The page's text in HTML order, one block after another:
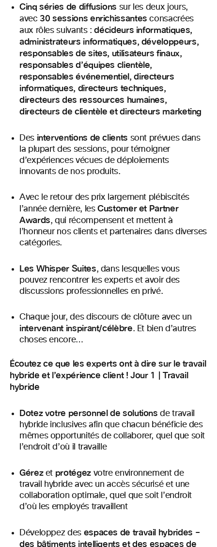
Cinq séries de diffusions sur les deux jours,
avec 30 sessions enrichissantes consacrées
aux rôles suivants :décideurs informatiques,
administrateurs informatiques, développeurs,
responsables de sites, utilisateurs finaux,
responsables d’équipes clientèle,
responsables événementiel, directeurs
informatiques, directeurs techniques,
directeurs des ressources humaines,
directeurs de clientèle et directeurs marketing
Des interventions de clients sont prévues dans
la plupart des sessions, pour témoigner
d’expériences vécues de déploiements
innovants de nos produits.
Avec le retour des prix largement plébiscités
l’année dernière, lesCustomer et Partner
Awards, qui récompensent et mettent à
l’honneur nos clients et partenaires dans diverses
catégories.
Les Whisper Suites, dans lesquelles vous
pouvez rencontrer les experts et avoir des
discussions professionnelles en privé.
Chaque jour, des discours de clôture avec un
intervenant inspirant/célèbre. Et bien d’autres
choses encore…
Écoutez ce que les experts ont à dire sur le travail
hybride et l’expérience client !Jour 1 | Travail
hybride
Dotez votre personnel de solutionsde travail
hybride inclusives afin que chacun bénéficie des
mêmes opportunités de collaborer, quel que soit
l’endroit d’où il travaille
Gérezet protégezvotre environnement de
travail hybride avec un accès sécurisé et une
collaboration optimale, quel que soit l’endroit
d’où les employés travaillent
Développez des espaces de travail hybrides –
des bâtiments intelligents et des espaces de